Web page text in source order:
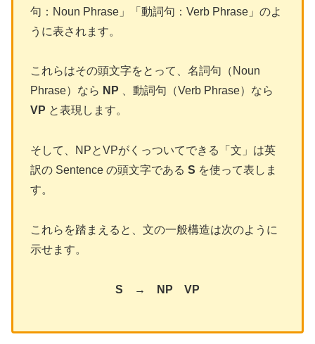
句：Noun Phrase」「動詞句：Verb Phrase」のよ
うに表されます。
これらはその頭文字をとって、名詞句（Noun
Phrase）なら NP 、動詞句（Verb Phrase）なら
VP と表現します。
そして、NPとVPがくっついてできる「文」は英
訳の Sentence の頭文字である S を使って表しま
す。
これらを踏まえると、文の一般構造は次のように
示せます。
S → NP VP